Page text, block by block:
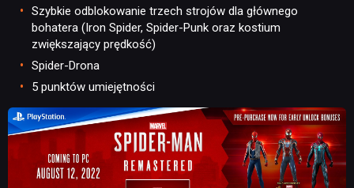
Szybkie odblokowanie trzech strojów dla głównego
bohatera (Iron Spider, Spider-Punk oraz kostium
zwiększający prędkość)
Spider-Drona
5 punktów umiejętności